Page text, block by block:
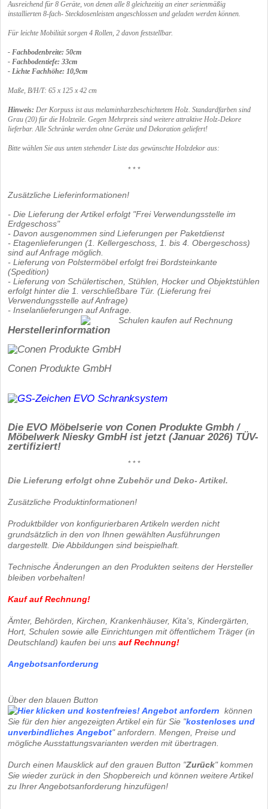
Ausreichend für 8 Geräte, von denen alle 8 gleichzeitig an einer serienmäßig
installierten 8-fach- Steckdosenleisten angeschlossen und geladen werden können.
Für leichte Mobilität sorgen 4 Rollen, 2 davon feststellbar.
- Fachbodenbreite: 50cm
- Fachbodentiefe: 33cm
- Lichte Fachhöhe: 10,9cm
Maße, B/H/T: 65 x 125 x 42 cm
Hinweis: Der Korpuss ist aus melaminharzbeschichtetem Holz. Standardfarben sind
Grau (20) für die Holzteile. Gegen Mehrpreis sind weitere attraktive Holz-Dekore
lieferbar. Alle Schränke werden ohne Geräte und Dekoration geliefert!
Bitte wählen Sie aus unten stehender Liste das gewünschte Holzdekor aus:
* * *
Zusätzliche Lieferinformationen!
- Die Lieferung der Artikel erfolgt "Frei Verwendungsstelle im
Erdgeschoss"
- Davon ausgenommen sind Lieferungen per Paketdienst
- Etagenlieferungen (1. Kellergeschoss, 1. bis 4. Obergeschoss)
sind auf Anfrage möglich.
- Lieferung von Polstermöbel erfolgt frei Bordsteinkante
(Spedition)
- Lieferung von Schülertischen, Stühlen, Hocker und Objektstühlen
erfolgt hinter die 1. verschließbare Tür. (Lieferung frei
Verwendungsstelle auf Anfrage)
- Inselanlieferungen auf Anfrage.
Herstellerinformation
Conen Produkte GmbH
Die EVO Möbelserie von Conen Produkte Gmbh /
Möbelwerk Niesky GmbH ist jetzt (Januar 2026) TÜV-
zertifiziert!
* * *
Die Lieferung erfolgt ohne Zubehör und Deko- Artikel.
Zusätzliche Produktinformationen!
Produktbilder von konfigurierbaren Artikeln werden nicht
grundsätzlich in den von Ihnen gewählten Ausführungen
dargestellt. Die Abbildungen sind beispielhaft.
Technische Änderungen an den Produkten seitens der Hersteller
bleiben vorbehalten!
Kauf auf Rechnung!
Ämter, Behörden, Kirchen, Krankenhäuser, Kita's, Kindergärten,
Hort, Schulen sowie alle Einrichtungen mit öffentlichem Träger (in
Deutschland) kaufen bei uns auf Rechnung!
Angebotsanforderung
Über den blauen Button
können
Sie für den hier angezeigten Artikel ein für Sie "kostenloses und
unverbindliches Angebot" anfordern. Mengen, Preise und
mögliche Ausstattungsvarianten werden mit übertragen.
Durch einen Mausklick auf den grauen Button "Zurück" kommen
Sie wieder zurück in den Shopbereich und können weitere Artikel
zu Ihrer Angebotsanforderung hinzufügen!